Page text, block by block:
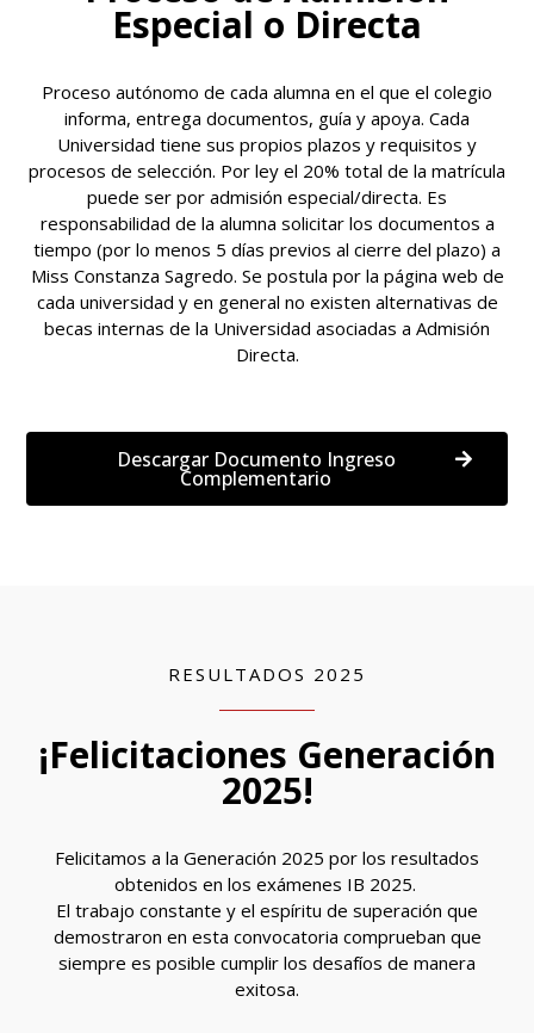
Especial o Directa
Proceso autónomo de cada alumna en el que el colegio
informa, entrega documentos, guía y apoya. Cada
Universidad tiene sus propios plazos y requisitos y
procesos de selección. Por ley el 20% total de la matrícula
puede ser por admisión especial/directa. Es
responsabilidad de la alumna solicitar los documentos a
tiempo (por lo menos 5 días previos al cierre del plazo) a
Miss Constanza Sagredo. Se postula por la página web de
cada universidad y en general no existen alternativas de
becas internas de la Universidad asociadas a Admisión
Directa.
Descargar Documento Ingreso
Complementario
RESULTADOS 2025
¡Felicitaciones Generación
2025!
Felicitamos a la Generación 2025 por los resultados
obtenidos en los exámenes IB 2025.
El trabajo constante y el espíritu de superación que
demostraron en esta convocatoria comprueban que
siempre es posible cumplir los desafíos de manera
exitosa.